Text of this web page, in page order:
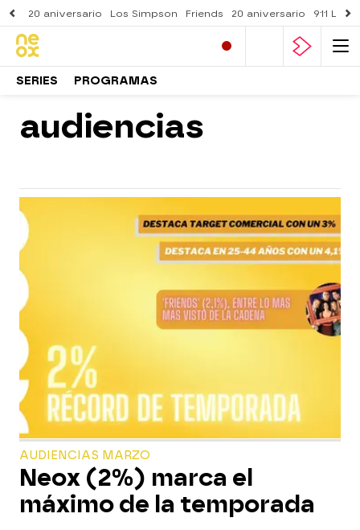
20 aniversario Los Simpson Friends 20 aniversario 911
SERIES PROGRAMAS
audiencias
AUDIENCIAS MARZO
Neox (2%) marca el
máximo de la temporada